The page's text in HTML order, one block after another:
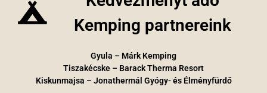
Kemping partnereink
Gyula – Márk Kemping
Tiszakécske – Barack Therma Resort
Kiskunmajsa – Jonathermál Gyógy- és Élményfürdő